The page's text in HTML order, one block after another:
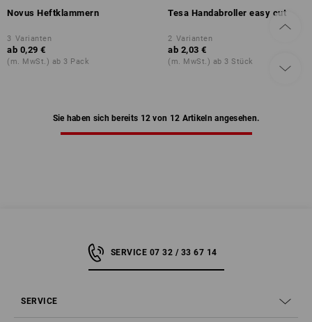
Novus Heftklammern
3 Varianten
ab 0,29 €
(m. MwSt.) ab 3 Pack
Tesa Handabroller easy cut
2 Varianten
ab 2,03 €
(m. MwSt.) ab 3 Stück
Sie haben sich bereits 12 von 12 Artikeln angesehen.
SERVICE 07 32 / 33 67 14
SERVICE